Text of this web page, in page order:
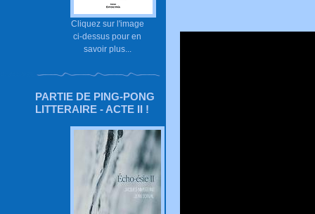
Cliquez sur l'image
ci-dessus pour en
savoir plus...
PARTIE DE PING-PONG
LITTERAIRE - ACTE II !